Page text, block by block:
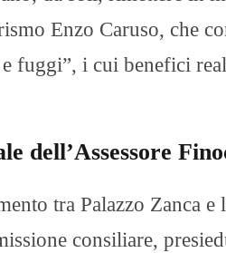
Enzo Caruso, che
fuggi”, i cui benefici
dell’Assessore
tra Palazzo Zanca
consiliare,